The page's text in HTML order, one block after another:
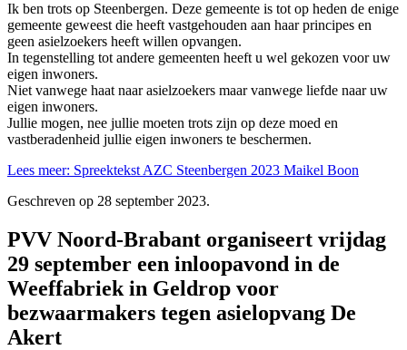
Ik ben trots op Steenbergen. Deze gemeente is tot op heden de enige
gemeente geweest die heeft vastgehouden aan haar principes en
geen asielzoekers heeft willen opvangen.
In tegenstelling tot andere gemeenten heeft u wel gekozen voor uw
eigen inwoners.
Niet vanwege haat naar asielzoekers maar vanwege liefde naar uw
eigen inwoners.
Jullie mogen, nee jullie moeten trots zijn op deze moed en
vastberadenheid jullie eigen inwoners te beschermen.
Lees meer: Spreektekst AZC Steenbergen 2023 Maikel Boon
Geschreven op 28 september 2023.
PVV Noord-Brabant organiseert vrijdag
29 september een inloopavond in de
Weeffabriek in Geldrop voor
bezwaarmakers tegen asielopvang De
Akert